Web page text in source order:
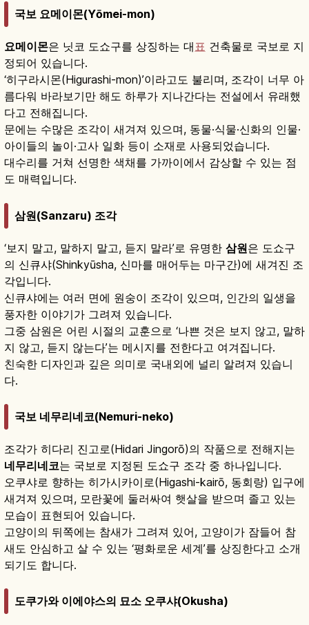
국보 요메이몬(Yōmei-mon)
요메이몬은 닛코 도쇼구를 상징하는 대표 건축물로 국보로 지
정되어 있습니다.
‘히구라시몬(Higurashi-mon)’이라고도 불리며, 조각이 너무 아
름다워 바라보기만 해도 하루가 지나간다는 전설에서 유래했
다고 전해집니다.
문에는 수많은 조각이 새겨져 있으며, 동물·식물·신화의 인물·
아이들의 놀이·고사 일화 등이 소재로 사용되었습니다.
대수리를 거쳐 선명한 색채를 가까이에서 감상할 수 있는 점
도 매력입니다.
삼원(Sanzaru) 조각
‘보지 말고, 말하지 말고, 듣지 말라’로 유명한 삼원은 도쇼구
의 신큐샤(Shinkyūsha, 신마를 매어두는 마구간)에 새겨진 조
각입니다.
신큐샤에는 여러 면에 원숭이 조각이 있으며, 인간의 일생을
풍자한 이야기가 그려져 있습니다.
그중 삼원은 어린 시절의 교훈으로 ‘나쁜 것은 보지 않고, 말하
지 않고, 듣지 않는다’는 메시지를 전한다고 여겨집니다.
친숙한 디자인과 깊은 의미로 국내외에 널리 알려져 있습니
다.
국보 네무리네코(Nemuri-neko)
조각가 히다리 진고로(Hidari Jingorō)의 작품으로 전해지는
네무리네코는 국보로 지정된 도쇼구 조각 중 하나입니다.
오쿠샤로 향하는 히가시카이로(Higashi-kairō, 동회랑) 입구에
새겨져 있으며, 모란꽃에 둘러싸여 햇살을 받으며 졸고 있는
모습이 표현되어 있습니다.
고양이의 뒤쪽에는 참새가 그려져 있어, 고양이가 잠들어 참
새도 안심하고 살 수 있는 ‘평화로운 세계’를 상징한다고 소개
되기도 합니다.
도쿠가와 이에야스의 묘소 오쿠샤(Okusha)